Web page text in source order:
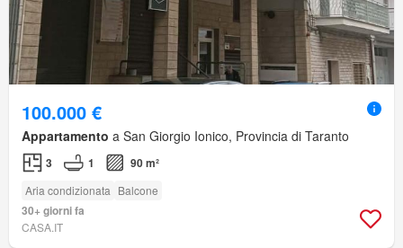
100.000 €
Appartamento a San Giorgio Ionico, Provincia di Taranto
3 1 90 m²
Aria condizionata Balcone
30+ giorni fa
CASA.IT